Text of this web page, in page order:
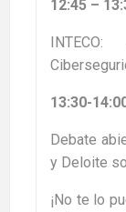
12:45 –
13:30-
Debate
y Deloite
¡No te lo